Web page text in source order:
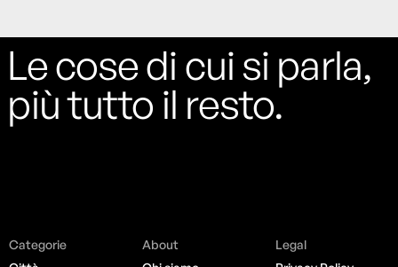
Le cose di cui si parla,
più tutto il resto.
Categorie
About
Legal